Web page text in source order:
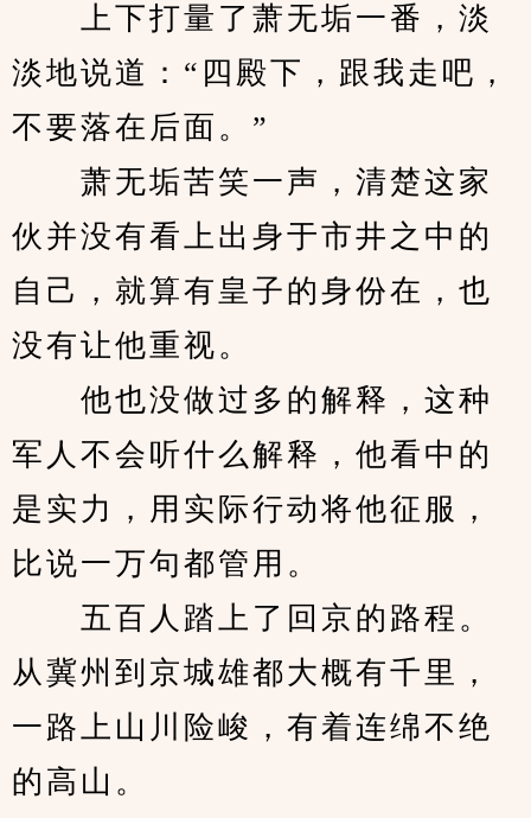
上下打量了萧无垢一番，淡
淡地说道：“四殿下，跟我走吧，
不要落在后面。”
萧无垢苦笑一声，清楚这家
伙并没有看上出身于市井之中的
自己，就算有皇子的身份在，也
没有让他重视。
他也没做过多的解释，这种
军人不会听什么解释，他看中的
是实力，用实际行动将他征服，
比说一万句都管用。
五百人踏上了回京的路程。
从冀州到京城雄都大概有千里，
一路上山川险峻，有着连绵不绝
的高山。